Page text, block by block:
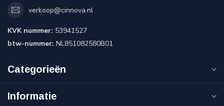
verkoop@cinnova.nl
KVK nummer: 53941527
btw-nummer: NL851082580B01
Categorieën
Informatie